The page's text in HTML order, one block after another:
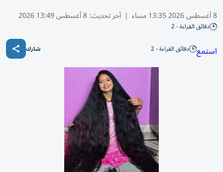
8 أغسطس 2026 13:35 مساء | آخر تحديث:8 أغسطس 13:49 2026
دقائق القراءة - 2
استمع دقائق القراءة - 2 شارك